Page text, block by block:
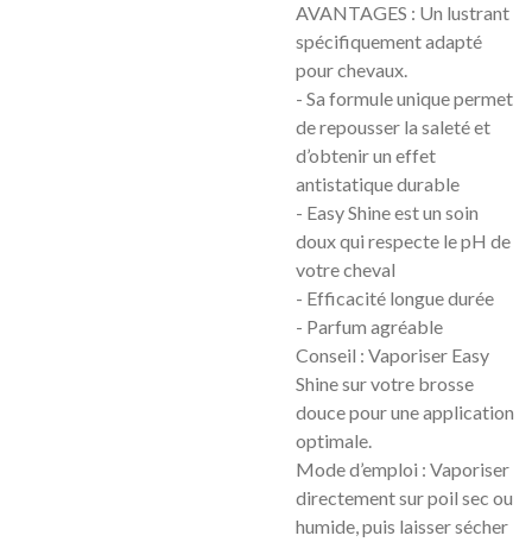
AVANTAGES : Un lustrant
spécifiquement adapté
pour chevaux.
- Sa formule unique permet
de repousser la saleté et
d’obtenir un effet
antistatique durable
- Easy Shine est un soin
doux qui respecte le pH de
votre cheval
- Efficacité longue durée
- Parfum agréable
Conseil : Vaporiser Easy
Shine sur votre brosse
douce pour une application
optimale.
Mode d’emploi : Vaporiser
directement sur poil sec ou
humide, puis laisser sécher